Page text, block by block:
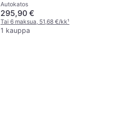
13 x 8 x 8 Jalkaa
Autokatos
295,90 €
Tai 6 maksua, 51,68 €/kk¹
1 kauppa